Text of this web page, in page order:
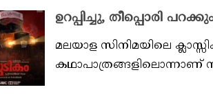
ഉറപ്പിച്ചു, തീപ്പൊരി
മലയാള സിനിമയിലെ